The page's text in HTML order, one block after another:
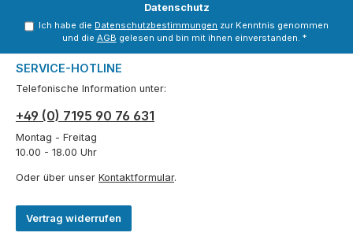
Datenschutz
Ich habe die Datenschutzbestimmungen zur Kenntnis genommen
und die AGB gelesen und bin mit ihnen einverstanden. *
SERVICE-HOTLINE
Telefonische Information unter:
+49 (0) 7195 90 76 631
Montag - Freitag
10.00 - 18.00 Uhr
Oder über unser Kontaktformular.
Vertrag widerrufen